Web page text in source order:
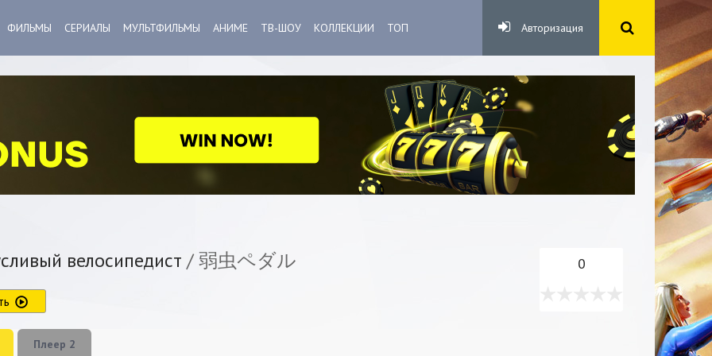
ФИЛЬМЫ СЕРИАЛЫ МУЛЬТФИЛЬМЫ АНИМЕ ТВ-ШОУ КОЛЛЕКЦИИ ТОП Авторизация
велосипедист / 弱虫ペダル 0
Плеер 2